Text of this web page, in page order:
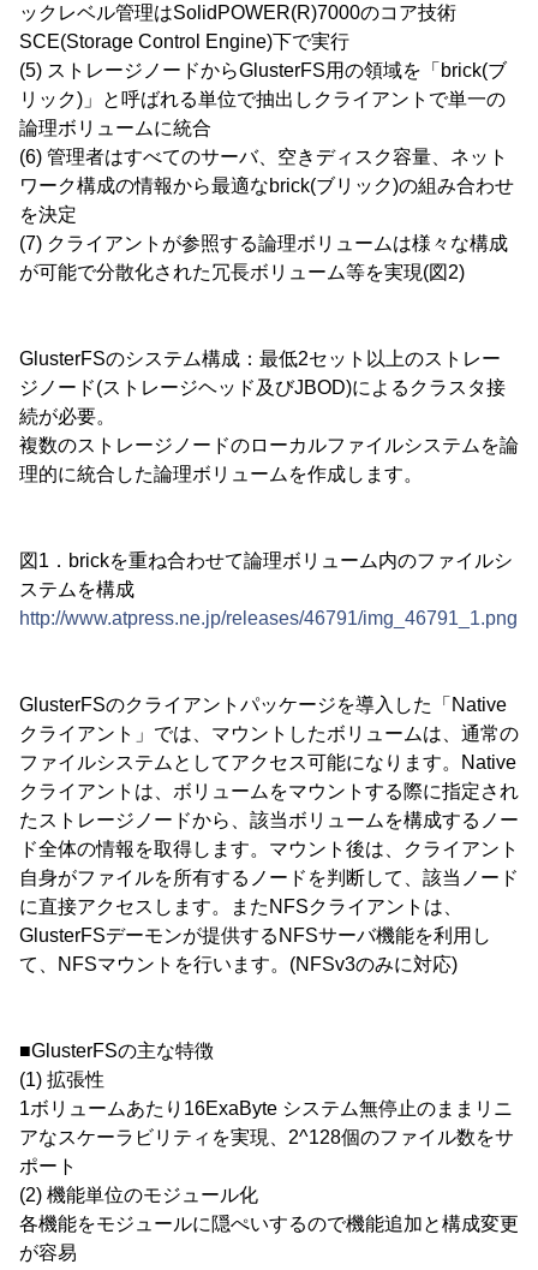
ックレベル管理はSolidPOWER(R)7000のコア技術
SCE(Storage Control Engine)下で実行
(5) ストレージノードからGlusterFS用の領域を「brick(ブ
リック)」と呼ばれる単位で抽出しクライアントで単一の
論理ボリュームに統合
(6) 管理者はすべてのサーバ、空きディスク容量、ネット
ワーク構成の情報から最適なbrick(ブリック)の組み合わせ
を決定
(7) クライアントが参照する論理ボリュームは様々な構成
が可能で分散化された冗長ボリューム等を実現(図2)
GlusterFSのシステム構成：最低2セット以上のストレー
ジノード(ストレージヘッド及びJBOD)によるクラスタ接
続が必要。
複数のストレージノードのローカルファイルシステムを論
理的に統合した論理ボリュームを作成します。
図1．brickを重ね合わせて論理ボリューム内のファイルシ
ステムを構成
http://www.atpress.ne.jp/releases/46791/img_46791_1.png
GlusterFSのクライアントパッケージを導入した「Native
クライアント」では、マウントしたボリュームは、通常の
ファイルシステムとしてアクセス可能になります。Native
クライアントは、ボリュームをマウントする際に指定され
たストレージノードから、該当ボリュームを構成するノー
ド全体の情報を取得します。マウント後は、クライアント
自身がファイルを所有するノードを判断して、該当ノード
に直接アクセスします。またNFSクライアントは、
GlusterFSデーモンが提供するNFSサーバ機能を利用し
て、NFSマウントを行います。(NFSv3のみに対応)
■GlusterFSの主な特徴
(1) 拡張性
1ボリュームあたり16ExaByte システム無停止のままリニ
アなスケーラビリティを実現、2^128個のファイル数をサ
ポート
(2) 機能単位のモジュール化
各機能をモジュールに隠ぺいするので機能追加と構成変更
が容易